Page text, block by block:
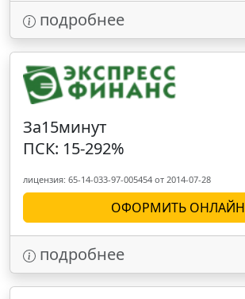
подробнее
За15минут
ПСК: 15-292%
лицензия: 65-14-033-97-005454 от 2014-07-28
ОФОРМИТЬ ОНЛАЙН
подробнее